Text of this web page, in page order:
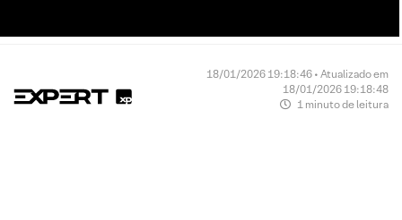
18/01/2026 19:18:46 • Atualizado em
18/01/2026 19:18:48
1 minuto de leitura